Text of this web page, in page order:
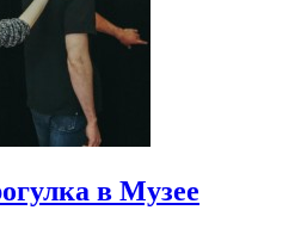
в Музее